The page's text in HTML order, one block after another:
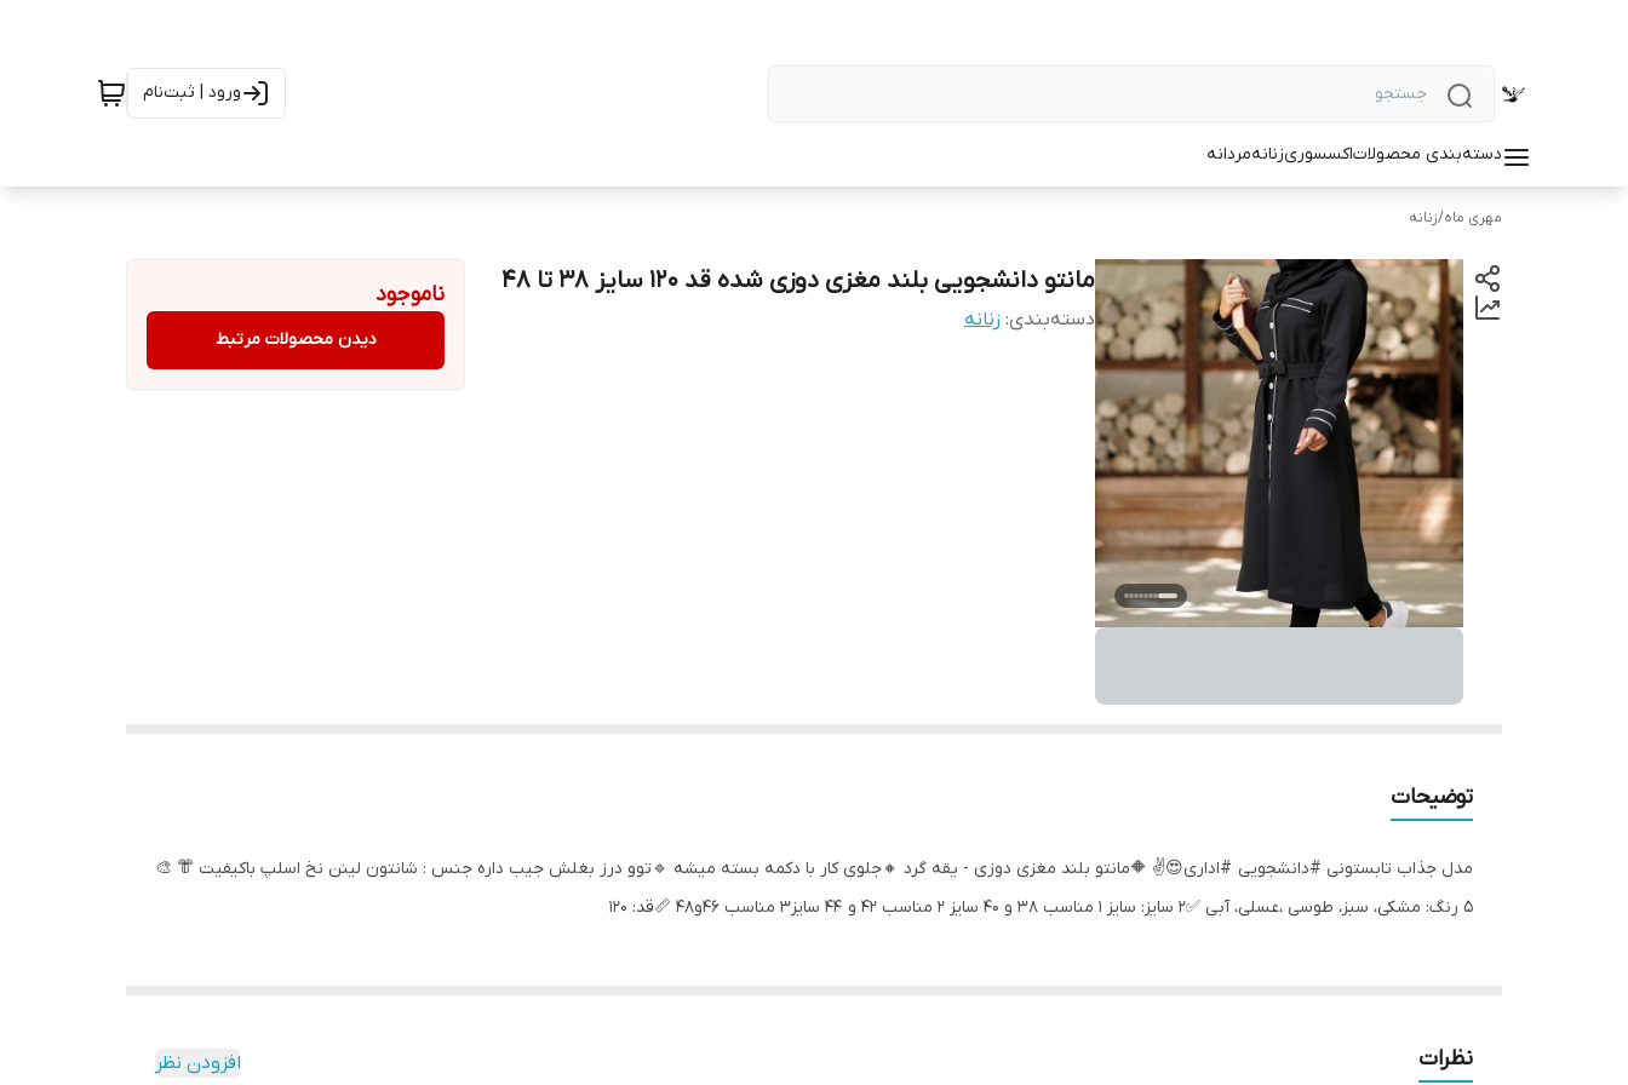
ورود | ثبت‌نام
دسته‌بندی محصولاتاکسسوریزنانهمردانه
مهری ماه/زنانه
مانتو دانشجویی بلند مغزی دوزی شده قد 120 سایز 38 تا 48
دسته‌بندی: زنانه
ناموجود
دیدن محصولات مرتبط
توضیحات
مدل جذاب تابستونی #دانشجویی #اداری😍✌️ 🔶مانتو بلند مغزی دوزی - یقه گرد 🔸جلوی کار با دکمه بسته میشه 🔹توو درز بغلش جیب داره جنس : شانتون لینن نخ اسلپ باکیفیت 👘 🎨
۵ رنگ: مشکی، سبز، طوسی ،عسلی، آبی ✅۲ سایز: سایز ۱ مناسب ۳۸ و ۴۰ سایز ۲ مناسب ۴۲ و ۴۴ سایز۳ مناسب ۴۶و۴۸ 📏قد: ۱۲۰
نظرات افزودن نظر